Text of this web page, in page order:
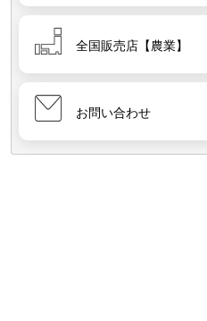
全国販売店【農業】
お問い合わせ